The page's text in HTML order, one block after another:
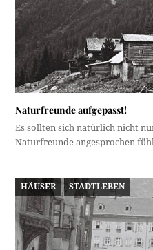
Naturfreunde aufgepasst!
Es sollten sich natürlich nicht
Naturfreunde angesprochen
HÄUSER STADTLEBEN